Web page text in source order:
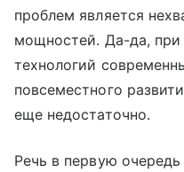
проблем является
мощностей. Да-да, при
технологий
повсеместного
еще недостаточно.
Речь в первую очередь